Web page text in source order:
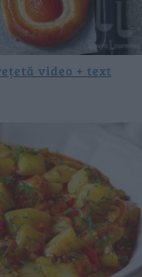
video + text